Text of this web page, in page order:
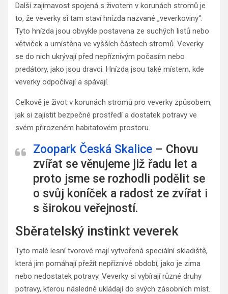
Další zajímavost spojená s životem v korunách stromů je
to, že veverky si tam staví hnízda nazvané „veverkoviny“.
Tyto hnízda jsou obvykle postavena ze suchých listů nebo
větviček a umístěna ve vyšších částech stromů. Veverky
se do nich ukrývají před nepříznivým počasím nebo
predátory, jako jsou dravci. Hnízda jsou také místem, kde
veverky odpočívají a spávají.
Celkově je život v korunách stromů pro veverky způsobem,
jak si zajistit bezpečné prostředí a dostatek potravy ve
svém přirozeném habitatovém prostoru.
Zoopark Česká Skalice – Chovu
zvířat se věnujeme již řadu let a
proto jsme se rozhodli podělit se
o svůj koníček a radost ze zvířat i
s širokou veřejností.
Sběratelský instinkt veverek
Tyto malé lesní tvorové mají vytvořená speciální skladiště,
která jim pomáhají přežít nepříznivé období, jako je zima
nebo nedostatek potravy. Veverky si vybírají různé druhy
potravy, kterou následně ukládají do svých zásobních míst.